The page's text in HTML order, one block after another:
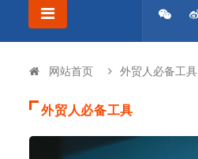
网站首页 外贸人必备工具
外贸人必备工具